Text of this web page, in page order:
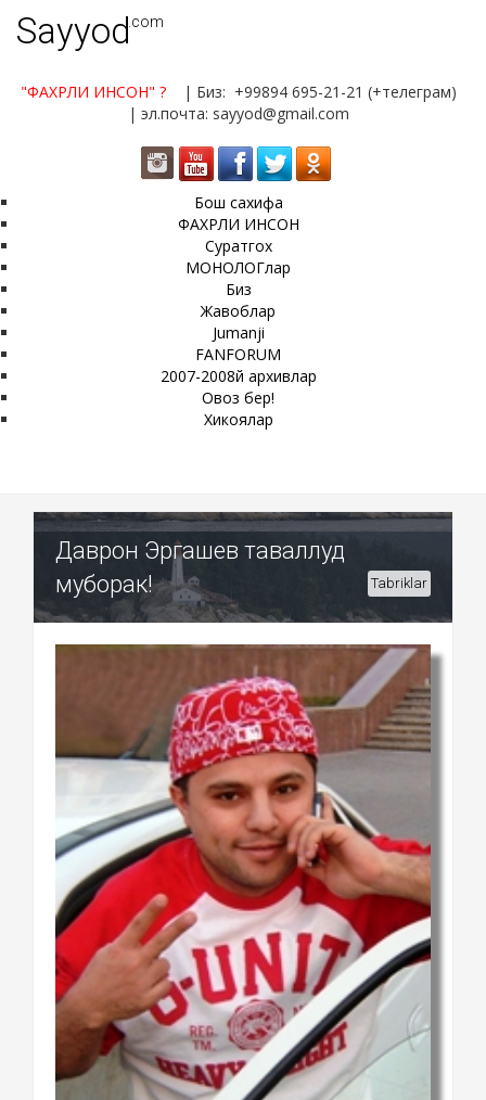
Sayyod.com
"ФАХРЛИ ИНСОН" ?
| Биз: +99894 695-21-21 (+телеграм)
| эл.почта: sayyod@gmail.com
Бош сахифа
ФАХРЛИ ИНСОН
Суратгох
МОНОЛОГлар
Биз
Жавоблар
Jumanji
FANFORUM
2007-2008й архивлар
Овоз бер!
Хикоялар
Даврон Эргашев таваллуд
муборак!
Tabriklar